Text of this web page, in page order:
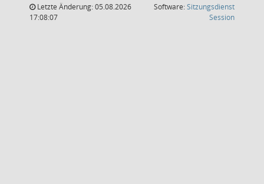
Letzte Änderung: 05.08.2026
17:08:07
Software:Sitzungsdienst
Session(Wird in